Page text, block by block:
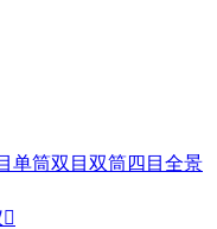
单筒双目双筒四目全景